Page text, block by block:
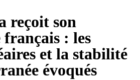
reçoit son
: les
et la stabilité
évoqués